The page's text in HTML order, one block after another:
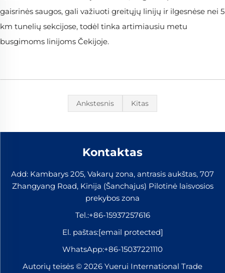
gaisrinės saugos, gali važiuoti greitųjų linijų ir ilgesnėse nei 5
km tunelių sekcijose, todėl tinka artimiausiu metu
busgimoms linijoms Čekijoje.
Ankstesnis Kitas
Kontaktas
Add: Kambarys 205, Vakarų zona, antrasis aukštas, 707
Zhangyang Road, Kinija (Šanchajus) Pilotinė laisvosios
prekybos zona
Tel.:+86-15937257616
El. paštas:[email protected]
WhatsApp:+86-15037221110
Autorių teisės © 2026 Yuerui International Trade